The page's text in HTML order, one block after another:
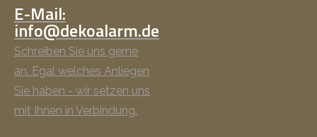
E-Mail:
info@dekoalarm.de
Schreiben Sie uns gerne
an. Egal welches Anliegen
Sie haben - wir setzen uns
mit Ihnen in Verbindung.